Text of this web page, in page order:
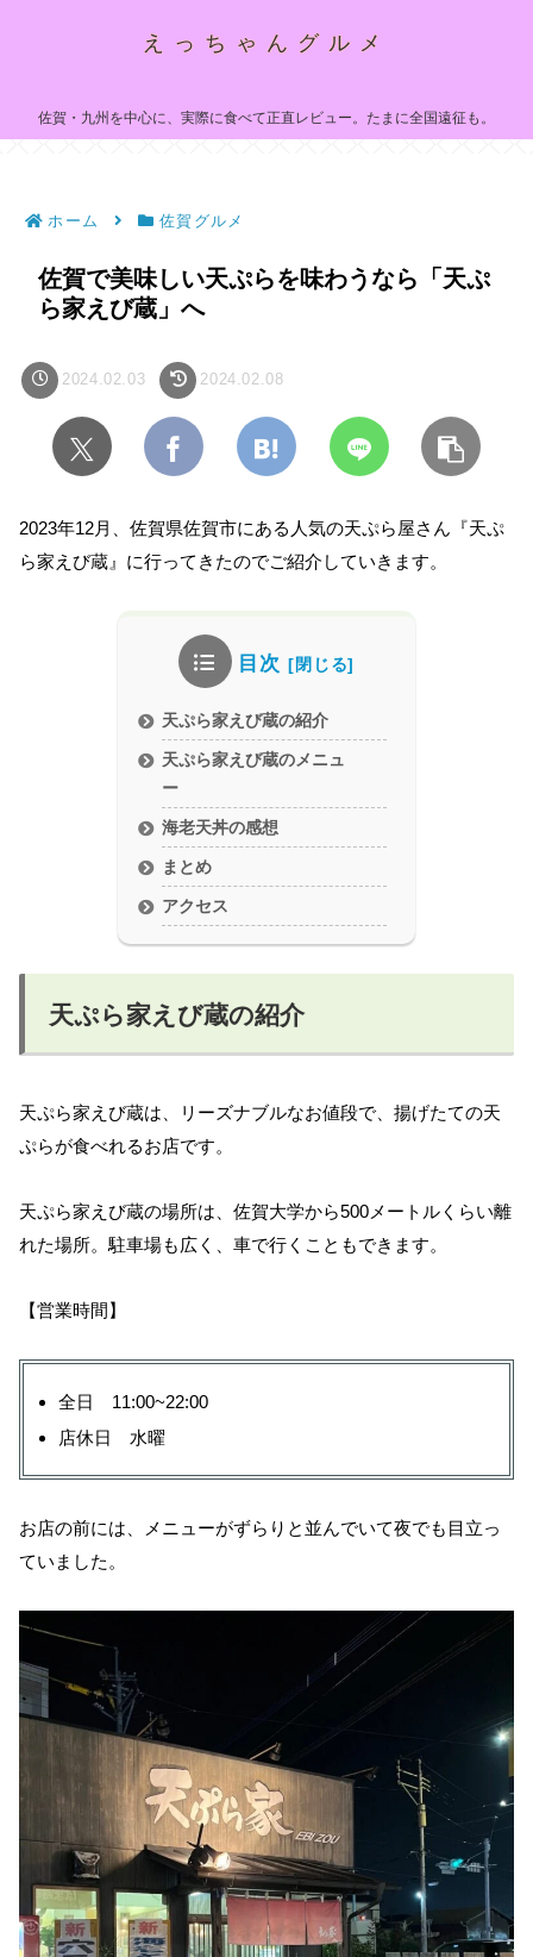
えっちゃんグルメ
佐賀・九州を中心に、実際に食べて正直レビュー。たまに全国遠征も。
ホーム 佐賀グルメ
佐賀で美味しい天ぷらを味わうなら「天ぷ
ら家えび蔵」へ
2024.02.03 2024.02.08
2023年12月、佐賀県佐賀市にある人気の天ぷら屋さん『天ぷ
ら家えび蔵』に行ってきたのでご紹介していきます。
目次
天ぷら家えび蔵の紹介
天ぷら家えび蔵のメニュ
ー
海老天丼の感想
まとめ
アクセス
天ぷら家えび蔵の紹介
天ぷら家えび蔵は、リーズナブルなお値段で、揚げたての天
ぷらが食べれるお店です。
天ぷら家えび蔵の場所は、佐賀大学から500メートルくらい離
れた場所。駐車場も広く、車で行くこともできます。
【営業時間】
全日 11:00~22:00
店休日 水曜
お店の前には、メニューがずらりと並んでいて夜でも目立っ
ていました。